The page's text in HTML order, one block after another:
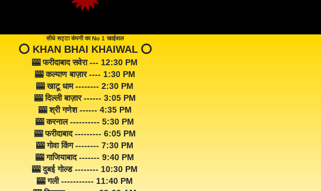
सीधे सट्टा कंपनी का No 1 खाईवाल
⭕️ KHAN BHAI KHAIWAL ⭕️
🎰 फरीदाबाद सवेरा --- 12:30 PM
🎰 कल्याण बाज़ार ---- 1:30 PM
🎰 खाटू धाम -------- 2:30 PM
🎰 दिल्ली बाज़ार ------ 3:05 PM
🎰 श्री गणेश ------ 4:35 PM
🎰 करनाल ---------- 5:30 PM
🎰 फरीदाबाद --------- 6:05 PM
🎰 गोवा किंग -------- 7:30 PM
🎰 गाजियाबाद ------- 9:40 PM
🎰 दुबई गोल्ड -------- 10:30 PM
🎰 गली ----------- 11:40 PM